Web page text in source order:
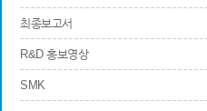
최종보고서
R&D 홍보영상
SMK
시제품 제작
산악용 친환경 운송시스템 기술 실용화